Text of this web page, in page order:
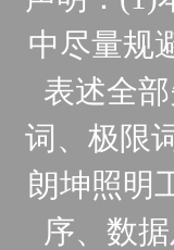
中尽量规
表述全
词、极限
朗坤照明
序、数